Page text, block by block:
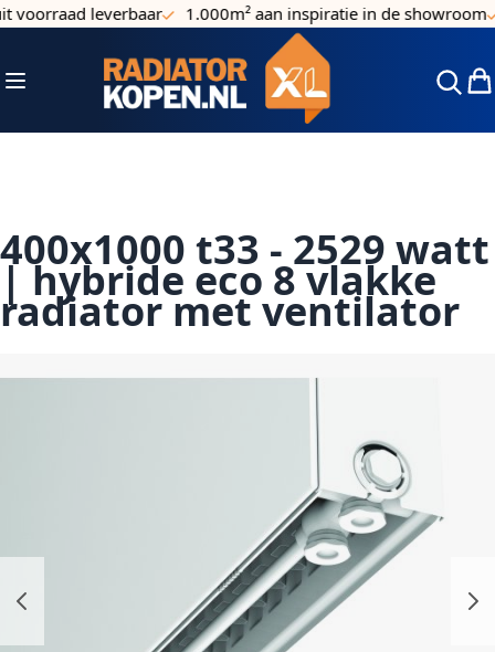
Ga naar de inhoud
leverbaar 1.000m² aan inspiratie in de showroom
Toggle Nav
400x1000 t33 - 2529 watt
| hybride eco 8 vlakke
radiator met ventilator